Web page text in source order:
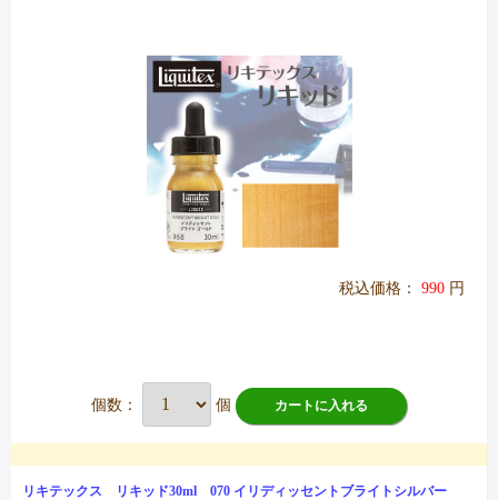
税込価格： 990 円
個数： 個 カートに入れる
リキテックス リキッド30ml 070 イリディッセントブライトシルバー